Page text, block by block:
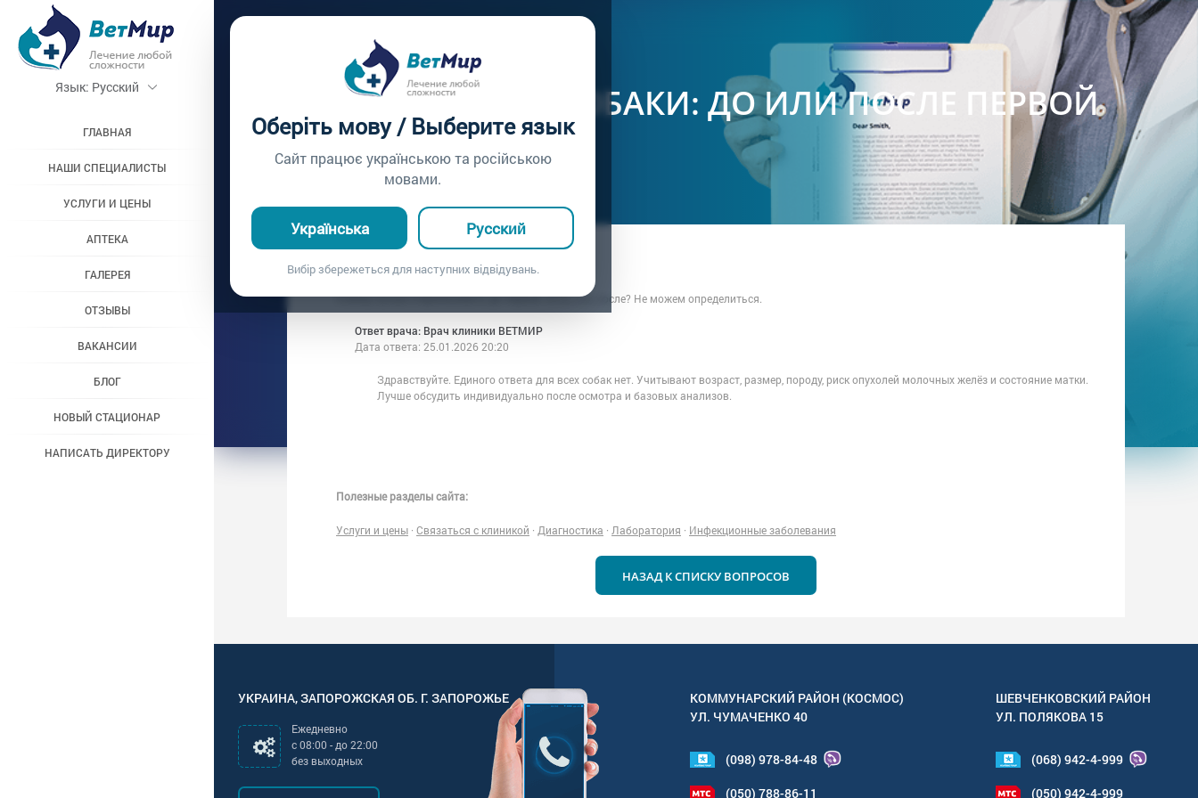
Оберіть мову / Выберите язык
Сайт працює українською та російською
мовами.
Українська Русский
Вибір збережеться для наступних відвідувань.
Язык: Русский
ГЛАВНАЯ
НАШИ СПЕЦИАЛИСТЫ
УСЛУГИ И ЦЕНЫ
АПТЕКА
ГАЛЕРЕЯ
ОТЗЫВЫ
ВАКАНСИИ
БЛОГ
НОВЫЙ СТАЦИОНАР
НАПИСАТЬ ДИРЕКТОРУ
Вопросы врачу /
СТЕРИЛИЗАЦИЯ СОБАКИ: ДО ИЛИ ПОСЛЕ ПЕРВОЙ
ТЕЧКИ?
Вопрос врачу №344
Вопрос владельца: Хозяйка декоративной крысы
Дата вопроса: 24.01.2026 12:30
Собаку лучше стерилизовать до первой течки или после? Не можем определиться.
Ответ врача: Врач клиники ВЕТМИР
Дата ответа: 25.01.2026 20:20
Здравствуйте. Единого ответа для всех собак нет. Учитывают возраст, размер, породу, риск опухолей молочных желёз и состояние матки.
Лучше обсудить индивидуально после осмотра и базовых анализов.
Полезные разделы сайта:
Услуги и цены · Связаться с клиникой · Диагностика · Лаборатория · Инфекционные заболевания
НАЗАД К СПИСКУ ВОПРОСОВ
УКРАИНА,ЗАПОРОЖСКАЯ ОБ. Г. ЗАПОРОЖЬЕ
Ежедневно
с08:00 - до22:00
без выходных
КОММУНАРСКИЙ РАЙОН (КОСМОС)
УЛ. ЧУМАЧЕНКО 40
(098) 978-84-48
(050) 788-86-11
ШЕВЧЕНКОВСКИЙ РАЙОН
УЛ. ПОЛЯКОВА 15
(068) 942-4-999
(050) 942-4-999